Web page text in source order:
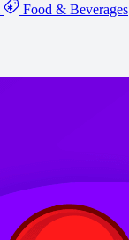
Food & Beverages